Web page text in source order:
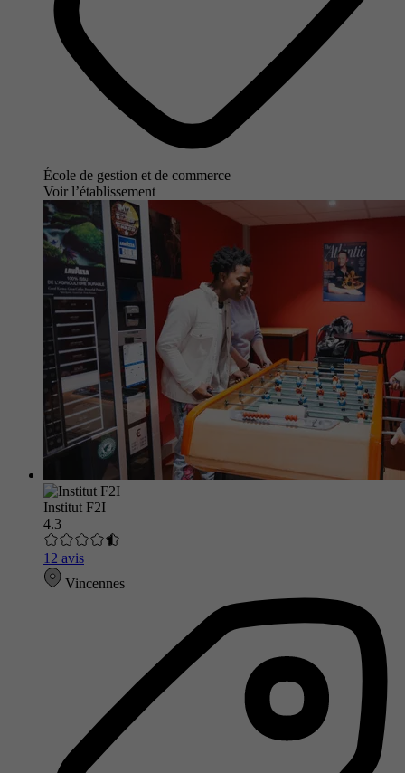
École de gestion et de commerce
Voir l’établissement
Institut F2I
4.3
12 avis
Vincennes